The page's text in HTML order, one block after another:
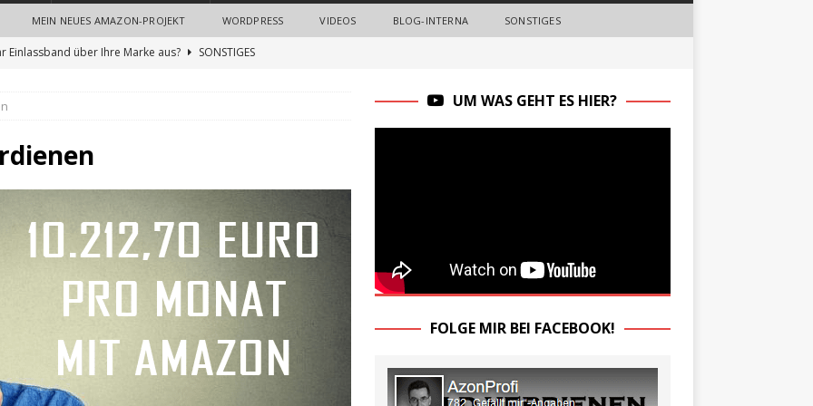
MEIN NEUES AMAZON-PROJEKT WORDPRESS VIDEOS BLOG-INTERNA SONSTIGES
Einlassband über Ihre Marke aus?
SONSTIGES
Bedeutung von Imagefilmen und professionellen
Nerven sparen beim Recruiting: Wie Unternehmen von
UM WAS GEHT ES HIER?
FOLGE MIR BEI FACEBOOK!